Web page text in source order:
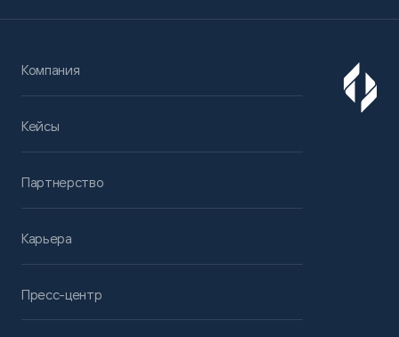
Компания
Кейсы
Партнерство
Карьера
Пресс-центр